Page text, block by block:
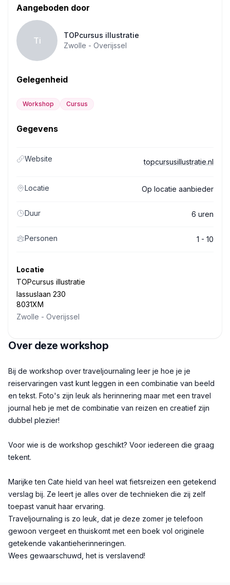
Aangeboden door
Ti
TOPcursus illustratie
Zwolle - Overijssel
Gelegenheid
Workshop Cursus
Gegevens
Website topcursusillustratie.nl
Locatie Op locatie aanbieder
Duur 6 uren
Personen 1 - 10
Locatie
TOPcursus illustratie
lassuslaan 230
8031XM
Zwolle - Overijssel
Over deze workshop
Beschrijving
Bij de workshop over traveljournaling leer je hoe je je
reiservaringen vast kunt leggen in een combinatie van beeld
en tekst. Foto's zijn leuk als herinnering maar met een travel
journal heb je met de combinatie van reizen en creatief zijn
dubbel plezier!
Voor wie is de workshop geschikt? Voor iedereen die graag
tekent.
Marijke ten Cate hield van heel wat fietsreizen een getekend
verslag bij. Ze leert je alles over de technieken die zij zelf
toepast vanuit haar ervaring.
Traveljournaling is zo leuk, dat je deze zomer je telefoon
gewoon vergeet en thuiskomt met een boek vol originele
getekende vakantieherinneringen.
Wees gewaarschuwd, het is verslavend!